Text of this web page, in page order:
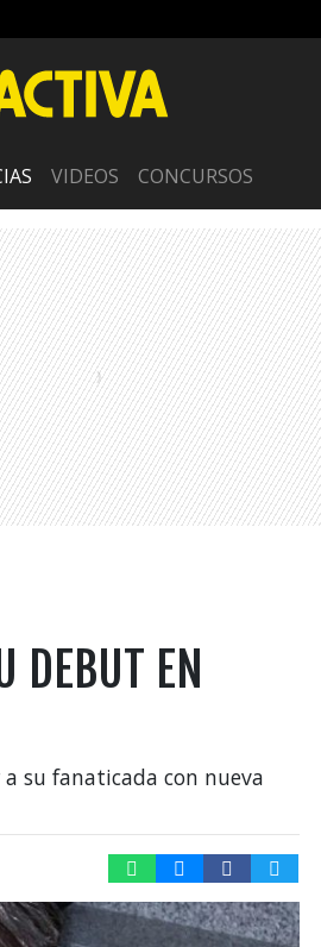
VIDEOS CONCURSOS
DEBUT EN
su fanaticada con nueva